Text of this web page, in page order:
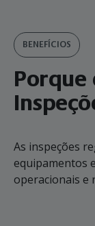
BENEFÍCIOS
As inspeções
equipamentos
operacionais e